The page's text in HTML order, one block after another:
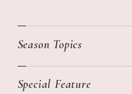
Season Topics
真夏のひんやりグッズ 2026
Special Feature